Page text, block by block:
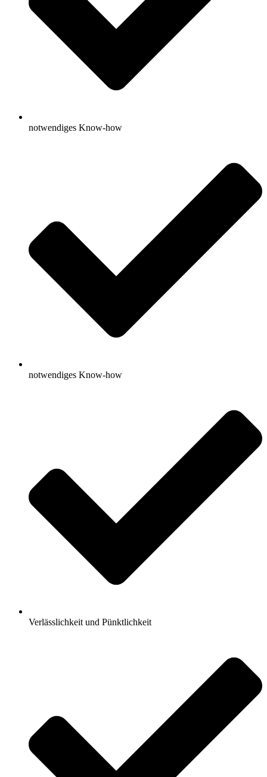
notwendiges Know-how
notwendiges Know-how
Verlässlichkeit und Pünktlichkeit